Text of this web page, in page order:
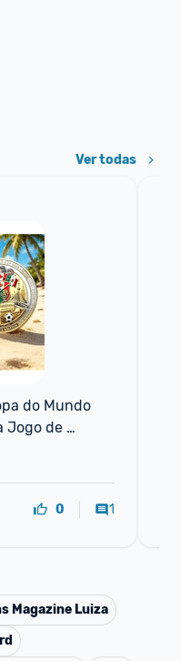
Ver todas
do Mundo
Jogo de
0 1
Magazine Luiza